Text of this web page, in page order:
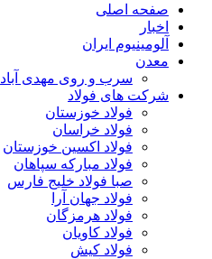
صفحه اصلی
اخبار
آلومینیوم ایران
معدن
سرب و روی مهدی آباد
شرکت های فولاد
فولاد خوزستان
فولاد خراسان
فولاد اکسین خوزستان
فولاد مبارکه سپاهان
صبا فولاد خلیج فارس
فولاد جهان آرا
فولاد هرمزگان
فولاد کاویان
فولاد کیش